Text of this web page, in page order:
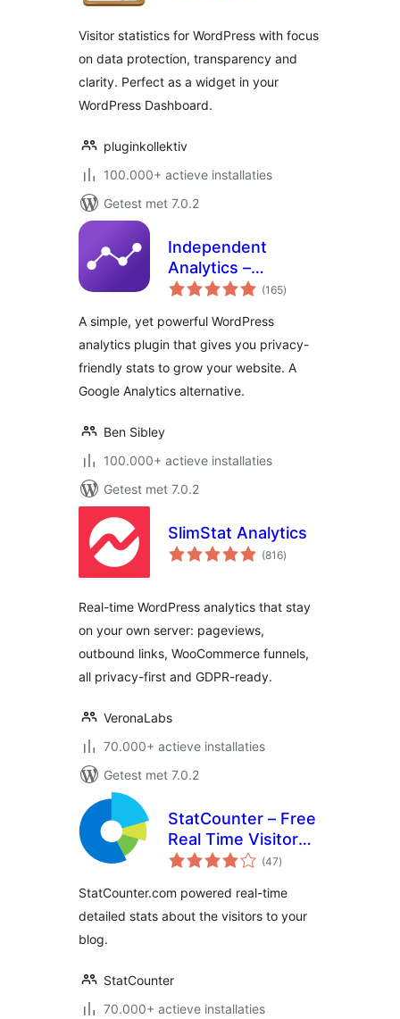
Visitor statistics for WordPress with focus
on data protection, transparency and
clarity. Perfect as a widget in your
WordPress Dashboard.
pluginkollektiv
100.000+ actieve installaties
Getest met 7.0.2
Independent
Analytics –
WordPress
(165totaal
waarderingen
)
A simple, yet powerful WordPress
analytics plugin that gives you privacy-
friendly stats to grow your website. A
Google Analytics alternative.
Ben Sibley
100.000+ actieve installaties
Getest met 7.0.2
SlimStat Analytics
(816totaal
waarderingen
)
Real-time WordPress analytics that stay
on your own server: pageviews,
outbound links, WooCommerce funnels,
all privacy-first and GDPR-ready.
VeronaLabs
70.000+ actieve installaties
Getest met 7.0.2
StatCounter – Free
Real Time Visitor
Stats
(47totaal
waarderingen
)
StatCounter.com powered real-time
detailed stats about the visitors to your
blog.
StatCounter
70.000+ actieve installaties